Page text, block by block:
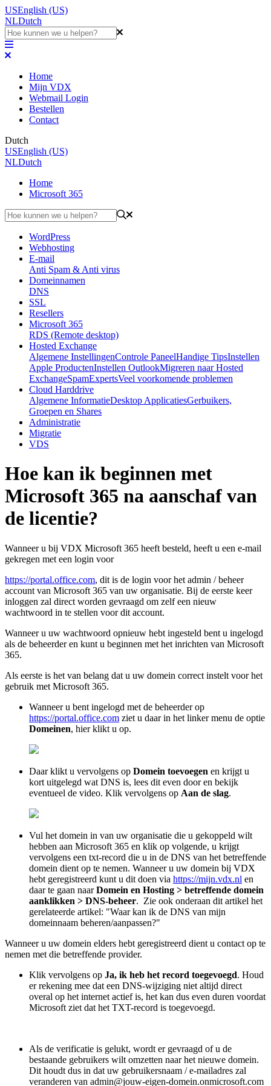
USEnglish (US)
NLDutch
Home
Mijn VDX
Webmail Login
Bestellen
Contact
Dutch
USEnglish (US)
NLDutch
Home
Microsoft 365
WordPress
Webhosting
E-mail
Anti Spam & Anti virus
Domeinnamen
DNS
SSL
Resellers
Microsoft 365
RDS (Remote desktop)
Hosted Exchange
Algemene InstellingenControle PaneelHandige TipsInstellen
Apple ProductenInstellen OutlookMigreren naar Hosted
ExchangeSpamExpertsVeel voorkomende problemen
Cloud Harddrive
Algemene InformatieDesktop ApplicatiesGerbuikers,
Groepen en Shares
Administratie
Migratie
VDS
Hoe kan ik beginnen met
Microsoft 365 na aanschaf van
de licentie?
Wanneer u bij VDX Microsoft 365 heeft besteld, heeft u een e-mail
gekregen met een login voor
https://portal.office.com, dit is de login voor het admin / beheer
account van Microsoft 365 van uw organisatie. Bij de eerste keer
inloggen zal direct worden gevraagd om zelf een nieuw
wachtwoord in te stellen voor dit account.
Wanneer u uw wachtwoord opnieuw hebt ingesteld bent u ingelogd
als de beheerder en kunt u beginnen met het inrichten van Microsoft
365.
Als eerste is het van belang dat u uw domein correct instelt voor het
gebruik met Microsoft 365.
Wanneer u bent ingelogd met de beheerder op
https://portal.office.com ziet u daar in het linker menu de optie
Domeinen, hier klikt u op.
Daar klikt u vervolgens op Domein toevoegen en krijgt u
kort uitgelegd wat DNS is, lees dit even door en bekijk
eventueel de video. Klik vervolgens op Aan de slag.
Vul het domein in van uw organisatie die u gekoppeld wilt
hebben aan Microsoft 365 en klik op volgende, u krijgt
vervolgens een txt-record die u in de DNS van het betreffende
domein dient op te nemen. Wanneer u uw domein bij VDX
hebt geregistreerd kunt u dit doen via https://mijn.vdx.nl en
daar te gaan naarDomein en Hosting > betreffende domein
aanklikken > DNS-beheer. Zie ook onderaan dit artikel het
gerelateerde artikel: "Waar kan ik de DNS van mijn
domeinnaam beheren/aanpassen?"
Wanneer u uw domein elders hebt geregistreerd dient u contact op te
nemen met die betreffende provider.
Klik vervolgens op Ja, ik heb het record toegevoegd. Houd
er rekening mee dat een DNS-wijziging niet altijd direct
overal op het internet actief is, het kan dus even duren voordat
Microsoft ziet dat het TXT-record is toegevoegd.
Als de verificatie is gelukt, wordt er gevraagd of u de
bestaande gebruikers wilt omzetten naar het nieuwe domein.
Dit houdt dus in dat uw gebruikersnaam / e-mailadres zal
veranderen van admin@jouw-eigen-domein.onmicrosoft.com